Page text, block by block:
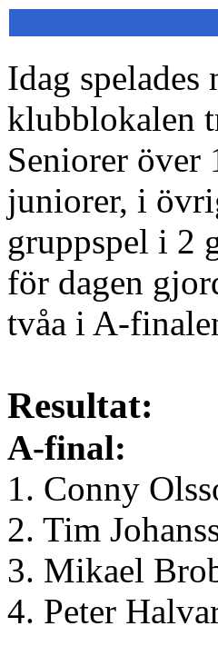
Idag
klubblokalen
Seniorer över
juniorer, i
gruppspel i 2
för dagen
tvåa i A-
Resultat:
A-final:
1. Conny
2. Tim
3. Mikael
4. Peter